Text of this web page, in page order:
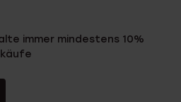
immer mindestens 10%